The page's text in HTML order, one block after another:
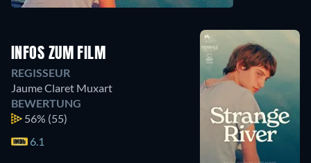
INFOS ZUM FILM
REGISSEUR
Jaume Claret Muxart
BEWERTUNG
56% (55)
6.1